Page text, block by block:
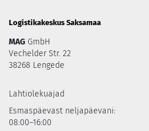
Logistikakeskus Saksamaa
MAG GmbH
Vechelder Str. 22
38268 Lengede
Lahtiolekuajad
Esmaspäevast neljapäevani:
08:00–16:00